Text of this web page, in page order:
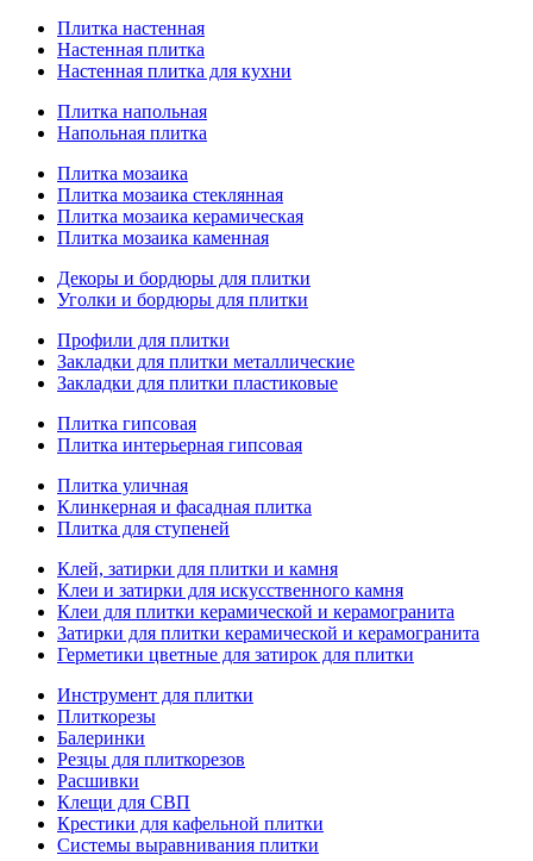
Плитка настенная
Настенная плитка
Настенная плитка для кухни
Плитка напольная
Напольная плитка
Плитка мозаика
Плитка мозаика стеклянная
Плитка мозаика керамическая
Плитка мозаика каменная
Декоры и бордюры для плитки
Уголки и бордюры для плитки
Профили для плитки
Закладки для плитки металлические
Закладки для плитки пластиковые
Плитка гипсовая
Плитка интерьерная гипсовая
Плитка уличная
Клинкерная и фасадная плитка
Плитка для ступеней
Клей, затирки для плитки и камня
Клеи и затирки для искусственного камня
Клеи для плитки керамической и керамогранита
Затирки для плитки керамической и керамогранита
Герметики цветные для затирок для плитки
Инструмент для плитки
Плиткорезы
Балеринки
Резцы для плиткорезов
Расшивки
Клещи для СВП
Крестики для кафельной плитки
Системы выравнивания плитки